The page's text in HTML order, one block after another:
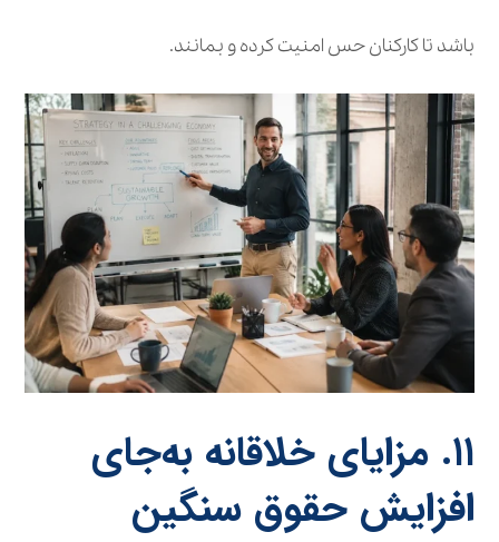
باشد تا کارکنان حس امنیت کرده و بمانند.
۱۱. مزایای خلاقانه به‌جای
افزایش حقوق سنگین